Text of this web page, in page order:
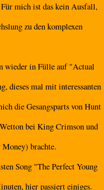
mich ist das kein Ausfall,
zu den komplexen
wieder in Fülle auf "Actual
dieses mal mit interessanten
die Gesangsparts von Hunt
bei King Crimson und
brachte.
Song "The Perfect Young
hier passiert einiges.